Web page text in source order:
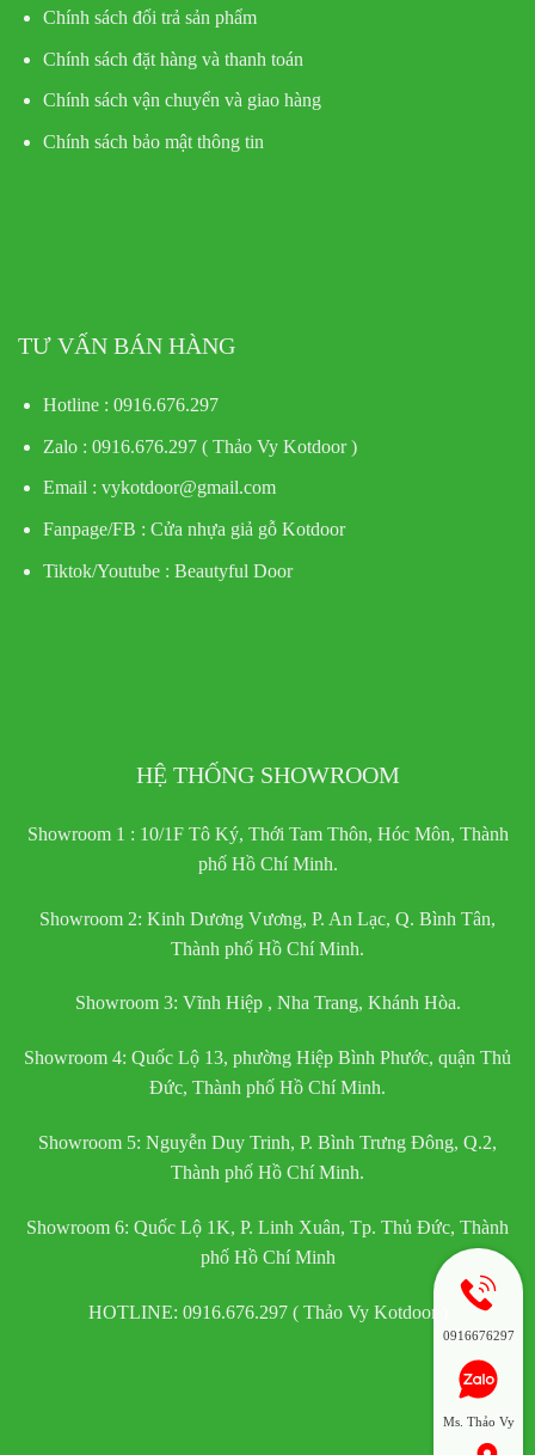
Chính sách đổi trả sản phẩm
Chính sách đặt hàng và thanh toán
Chính sách vận chuyển và giao hàng
Chính sách bảo mật thông tin
TƯ VẤN BÁN HÀNG
Hotline : 0916.676.297
Zalo : 0916.676.297 ( Thảo Vy Kotdoor )
Email : vykotdoor@gmail.com
Fanpage/FB : Cửa nhựa giả gỗ Kotdoor
Tiktok/Youtube : Beautyful Door
HỆ THỐNG SHOWROOM
Showroom 1 : 10/1F Tô Ký, Thới Tam Thôn, Hóc Môn, Thành
phố Hồ Chí Minh.
Showroom 2: Kinh Dương Vương, P. An Lạc, Q. Bình Tân,
Thành phố Hồ Chí Minh.
Showroom 3: Vĩnh Hiệp , Nha Trang, Khánh Hòa.
Showroom 4: Quốc Lộ 13, phường Hiệp Bình Phước, quận Thủ
Đức, Thành phố Hồ Chí Minh.
Showroom 5: Nguyễn Duy Trinh, P. Bình Trưng Đông, Q.2,
Thành phố Hồ Chí Minh.
Showroom 6: Quốc Lộ 1K, P. Linh Xuân, Tp. Thủ Đức, Thành
phố Hồ Chí Minh
HOTLINE: 0916.676.297 ( Thảo Vy Kotdoor )
0916676297
Ms. Thảo Vy